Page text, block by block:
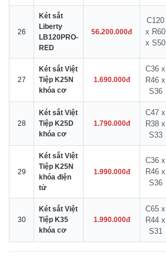
26
Két sắt
Liberty
LB120PRO-
RED
56.200.000đ
C120
x R60
x S50
27
Két sắt Việt
Tiệp K25N
khóa cơ
1.690.000đ
C36 x
R46 x
S36
28
Két sắt Việt
Tiệp K25D
khóa cơ
1.790.000đ
C47 x
R38 x
S33
29
Két sắt Việt
Tiệp K25N
khóa điện
tử
1.990.000đ
C36 x
R46 x
S36
30
Két sắt Việt
Tiệp K35
khóa cơ
1.990.000đ
C65 x
R44 x
S31